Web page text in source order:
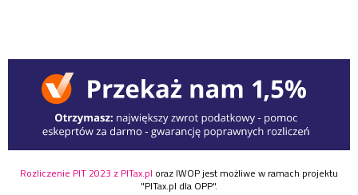
Rozliczenie PIT 2023 z PITax.pl oraz IWOP jest możliwe w ramach projektu
"PITax.pl dla OPP".